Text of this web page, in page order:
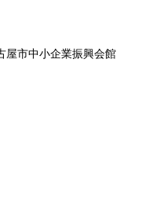
屋市中小企業振興会館